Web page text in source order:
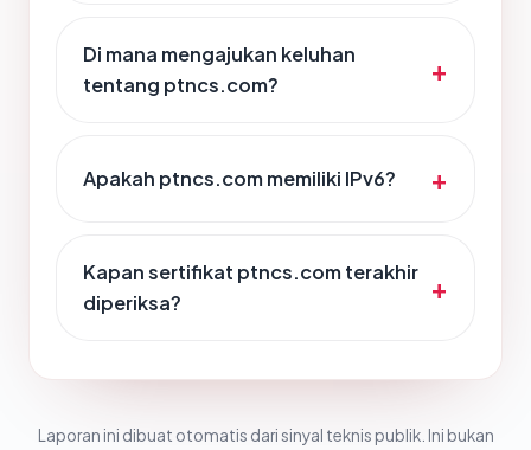
Di mana mengajukan keluhan
tentang ptncs.com?
Apakah ptncs.com memiliki IPv6?
Kapan sertifikat ptncs.com terakhir
diperiksa?
Laporan ini dibuat otomatis dari sinyal teknis publik. Ini bukan